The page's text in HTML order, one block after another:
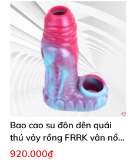
Bao cao su đôn dên quái
thú vảy rồng FRRK vân nổi
hở đầu có quai đeo bìu
920.000₫